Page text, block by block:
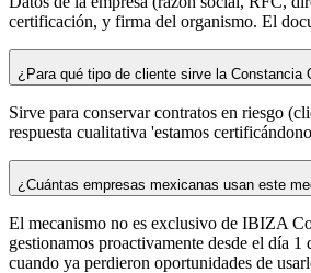
certificación, y firma del organismo. El
¿Para qué tipo de cliente sirve la Constancia
Sirve para conservar contratos en riesgo
respuesta cualitativa 'estamos
¿Cuántas empresas mexicanas usan este
El mecanismo no es exclusivo de IBIZA
gestionamos proactivamente desde el día
cuando ya perdieron oportunidades de